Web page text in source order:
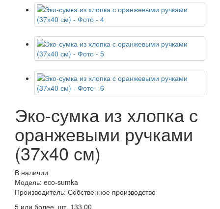
Эко-сумка из хлопка с
оранжевыми ручками
(37х40 см)
В наличии
Модель: eco-sumka
Производитель: Собственное производство
5 или более, шт. 133.00